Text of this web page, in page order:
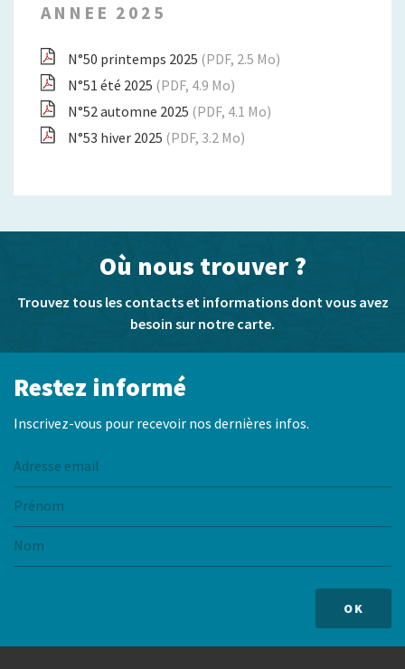
ANNEE 2025
N°50 printemps 2025 (PDF, 2.5 Mo)
N°51 été 2025 (PDF, 4.9 Mo)
N°52 automne 2025 (PDF, 4.1 Mo)
N°53 hiver 2025 (PDF, 3.2 Mo)
Où nous trouver ?
Trouvez tous les contacts et informations dont vous avez
besoin sur notre carte.
Restez informé
Inscrivez-vous pour recevoir nos dernières infos.
OK